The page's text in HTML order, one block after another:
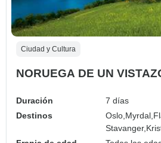
Ciudad y Cultura
NORUEGA DE UN
Duración
7 días
Destinos
Oslo, Myrdal,
Stavanger,